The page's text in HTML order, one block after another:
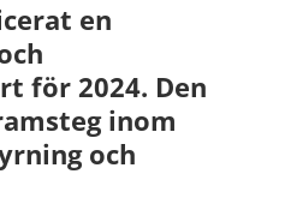
en
för 2024. Den
inom
och